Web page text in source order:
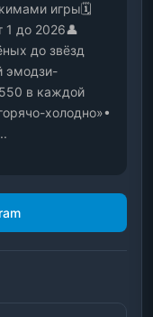
игры🗓
1 до 2026👤
до звёзд
эмодзи-
в каждой
холодно»•